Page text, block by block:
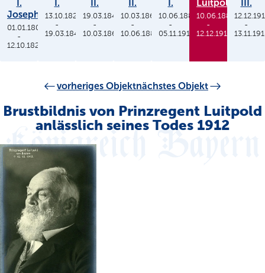
I.
Joseph
01.01.1806
-
12.10.1825
I.
13.10.1825
-
19.03.1848
II.
19.03.1848
-
10.03.1864
II.
10.03.1864
-
10.06.1886
I.
10.06.1886
-
05.11.1913
Luitpold
10.06.1886
-
12.12.1912
III.
-
vorheriges Objektnächstes Objekt
Brustbildnis von Prinzregent Luitpold
anlässlich seines Todes 1912